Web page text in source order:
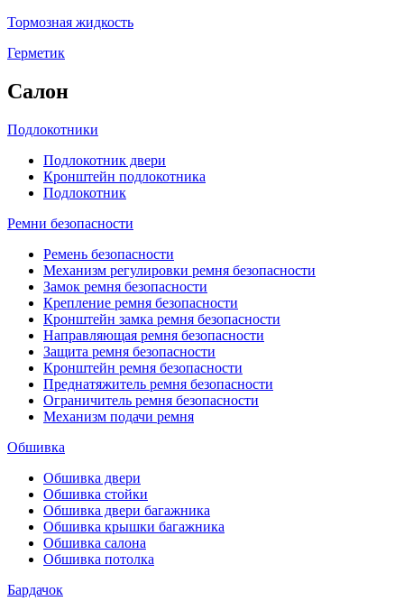
Тормозная жидкость
Герметик
Салон
Подлокотники
Подлокотник двери
Кронштейн подлокотника
Подлокотник
Ремни безопасности
Ремень безопасности
Механизм регулировки ремня безопасности
Замок ремня безопасности
Крепление ремня безопасности
Кронштейн замка ремня безопасности
Направляющая ремня безопасности
Защита ремня безопасности
Кронштейн ремня безопасности
Преднатяжитель ремня безопасности
Ограничитель ремня безопасности
Механизм подачи ремня
Обшивка
Обшивка двери
Обшивка стойки
Обшивка двери багажника
Обшивка крышки багажника
Обшивка салона
Обшивка потолка
Бардачок